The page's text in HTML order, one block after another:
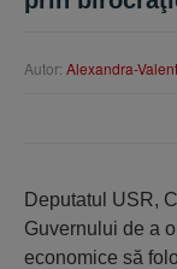
Autor: Alexandra-
Deputatul USR,
Guvernului de a
economice să